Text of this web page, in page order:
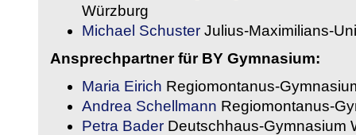
Würzburg
Michael Schuster Julius-Maximilians-
Ansprechpartner für BY Gymnasium:
Maria Eirich Regiomontanus-
Andrea Schellmann Regiomontanus-
Petra Bader Deutschhaus-Gymnasium